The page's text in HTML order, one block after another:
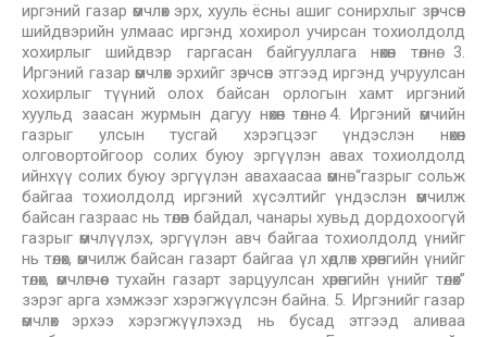
иргэний газар өмчлөх эрх, хууль ёсны ашиг сонирхлыг зөрчсөн
шийдвэрийн улмаас иргэнд хохирол учирсан тохиолдолд
хохирлыг шийдвэр гаргасан байгууллага нөхөн төлнө. 3.
Иргэний газар өмчлөх эрхийг зөрчсөн этгээд иргэнд учруулсан
хохирлыг түүний олох байсан орлогын хамт иргэний
хуульд заасан журмын дагуу нөхөн төлнө. 4. Иргэний өмчийн
газрыг улсын тусгай хэрэгцээг үндэслэн нөхөн
олговортойгоор солих буюу эргүүлэн авах тохиолдолд
ийнхүү солих буюу эргүүлэн авахаасаа өмнө: “газрыг сольж
байгаа тохиолдолд иргэний хүсэлтийг үндэслэн өмчилж
байсан газраас нь төлөв байдал, чанары хувьд дордохоогүй
газрыг өмчлүүлэх, эргүүлэн авч байгаа тохиолдолд үнийг
нь төлөх, өмчилж байсан газарт байгаа үл хөдлөх хөрөнгийн үнийг
төлөх, өмчлөгчөөс тухайн газарт зарцуулсан хөрөнгийн үнийг төлөх”
зэрэг арга хэмжээг хэрэгжүүлсэн байна. 5. Иргэнийг газар
өмчлөх эрхээ хэрэгжүүлэхэд нь бусад этгээд аливаа